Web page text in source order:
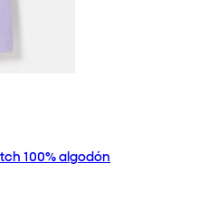
100% algodón